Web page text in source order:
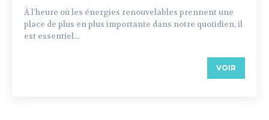
À l'heure où les énergies renouvelables prennent une
place de plus en plus importante dans notre quotidien, il
est essentiel...
VOIR